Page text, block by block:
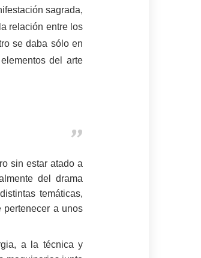
sagrada,
relación entre los
se daba sólo en
del arte
sin estar atado a
del drama
temáticas,
a unos
a la técnica y